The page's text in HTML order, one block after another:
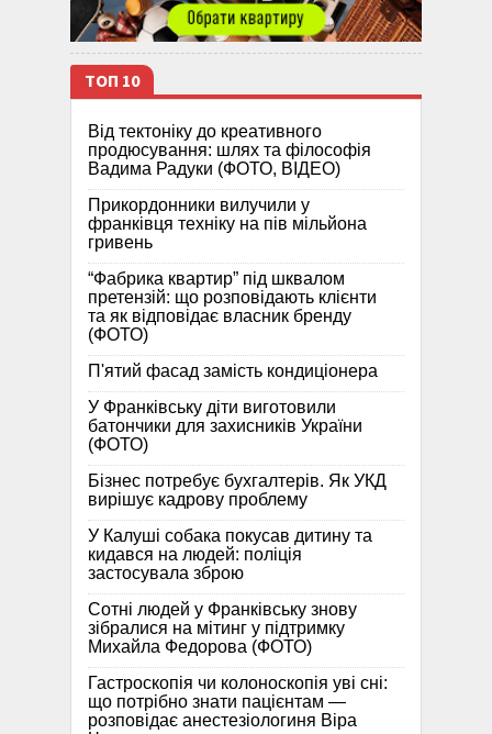
ТОП 10
Від тектоніку до креативного
продюсування: шлях та філософія
Вадима Радуки (ФОТО, ВІДЕО)
Прикордонники вилучили у
франківця техніку на пів мільйона
гривень
“Фабрика квартир” під шквалом
претензій: що розповідають клієнти
та як відповідає власник бренду
(ФОТО)
П'ятий фасад замість кондиціонера
У Франківську діти виготовили
батончики для захисників України
(ФОТО)
Бізнес потребує бухгалтерів. Як УКД
вирішує кадрову проблему
У Калуші собака покусав дитину та
кидався на людей: поліція
застосувала зброю
Сотні людей у Франківську знову
зібралися на мітинг у підтримку
Михайла Федорова (ФОТО)
Гастроскопія чи колоноскопія уві сні:
що потрібно знати пацієнтам —
розповідає анестезіологиня Віра